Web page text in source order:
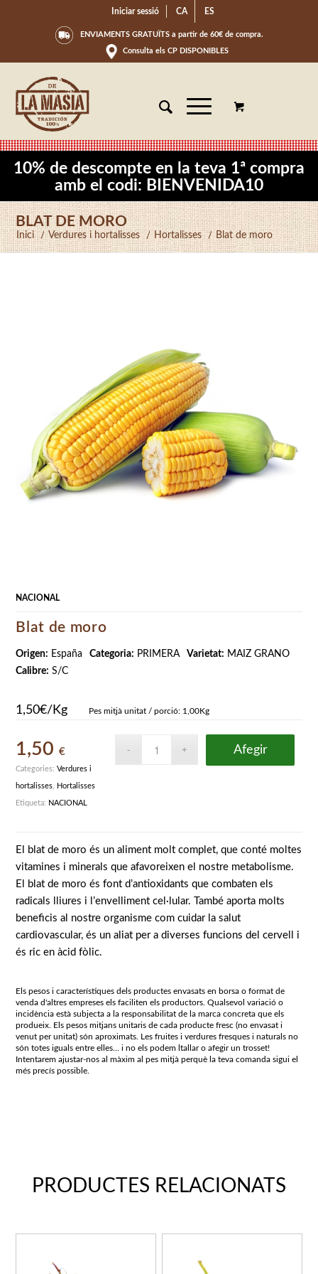
Iniciar sessió CA ES
ENVIAMENTS GRATUÏTS a partir de 60€ de compra.
Consulta els CP DISPONIBLES
10% de descompte en la teva 1ª compra
amb el codi: BIENVENIDA10
BLAT DE MORO
Inici / Verdures i hortalisses / Hortalisses / Blat de moro
NACIONAL
Blat de moro
Origen: España Categoria: PRIMERA Varietat: MAIZ GRANO
Calibre: S/C
1,50€/Kg Pes mitjà unitat / porció: 1,00Kg
1,50€ Afegir
Categories:Verdures i
hortalisses Hortalisses
Etiqueta: NACIONAL
El blat de moro és un aliment molt complet, que conté moltes
vitamines i minerals que afavoreixen el nostre metabolisme.
El blat de moro és font d’antioxidants que combaten els
radicals lliures i l’envelliment cel·lular. També aporta molts
beneficis al nostre organisme com cuidar la salut
cardiovascular, és un aliat per a diverses funcions del cervell i
és ric en àcid fòlic.
Els pesos i característiques dels productes envasats en borsa o format de
venda d'altres empreses els faciliten els productors. Qualsevol variació o
incidència està subjecta a la responsabilitat de la marca concreta que els
produeix. Els pesos mitjans unitaris de cada producte fresc (no envasat i
venut per unitat) són aproximats. Les fruites i verdures fresques i naturals no
són totes iguals entre elles… i no els podem ltallar o afegir un trosset!
Intentarem ajustar-nos al màxim al pes mitjà perquè la teva comanda sigui el
més precís possible.
PRODUCTES RELACIONATS